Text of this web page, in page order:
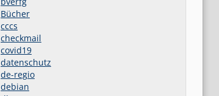
Bücher
cccs
checkmail
covid19
datenschutz
de-regio
debian